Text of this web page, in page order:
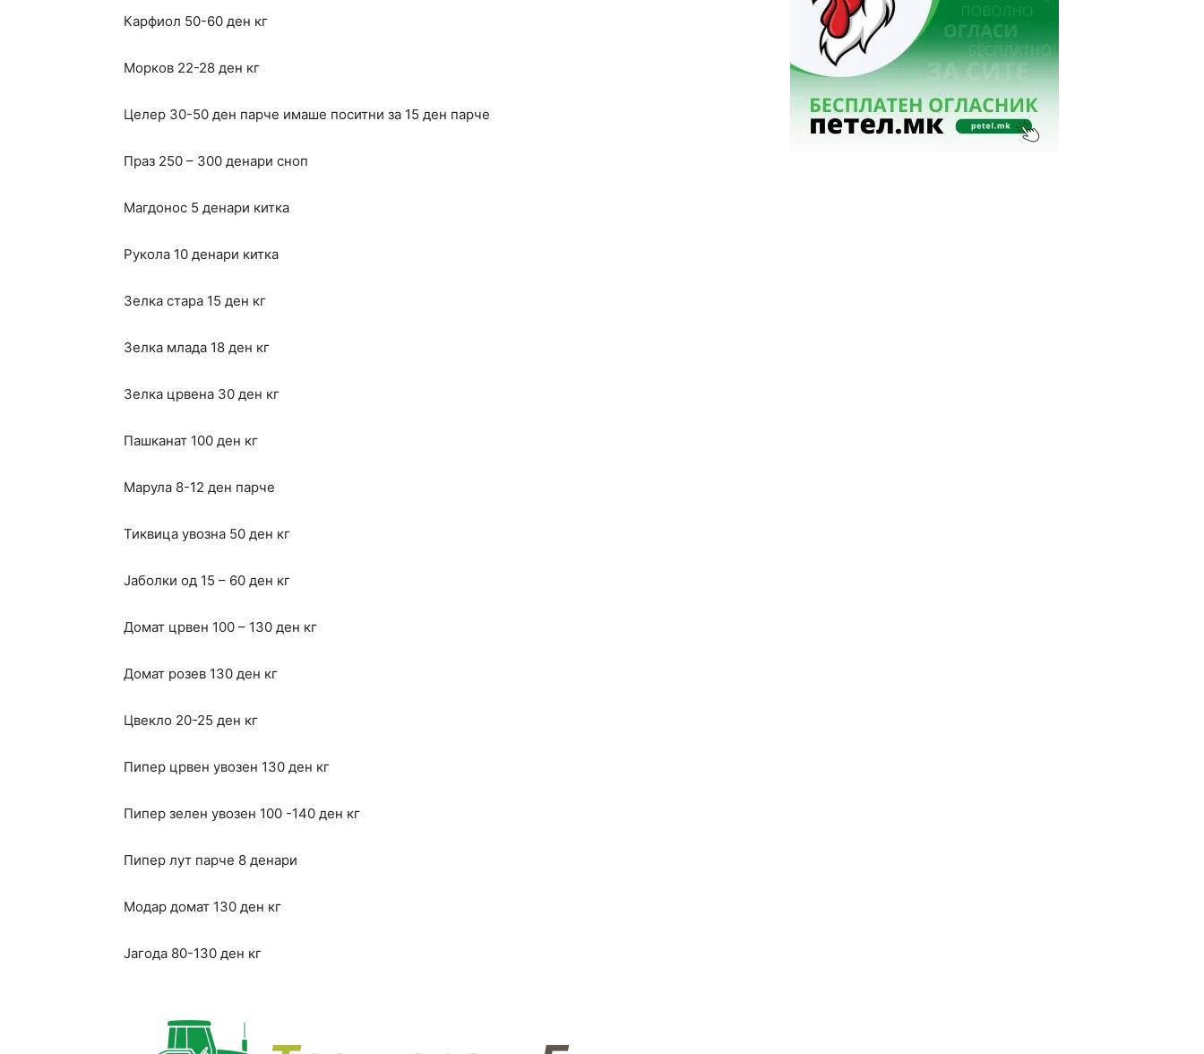
Карфиол 50-60 ден кг
Морков 22-28 ден кг
Целер 30-50 ден парче имаше поситни за 15 ден парче
Праз 250 – 300 денари сноп
Магдонос 5 денари китка
Рукола 10 денари китка
Зелка стара 15 ден кг
Зелка млада 18 ден кг
Зелка црвена 30 ден кг
Пашканат 100 ден кг
Марула 8-12 ден парче
Тиквица увозна 50 ден кг
Јаболки од 15 – 60 ден кг
Домат црвен 100 – 130 ден кг
Домат розев 130 ден кг
Цвекло 20-25 ден кг
Пипер црвен увозен 130 ден кг
Пипер зелен увозен 100 -140 ден кг
Пипер лут парче 8 денари
Модар домат 130 ден кг
Јагода 80-130 ден кг